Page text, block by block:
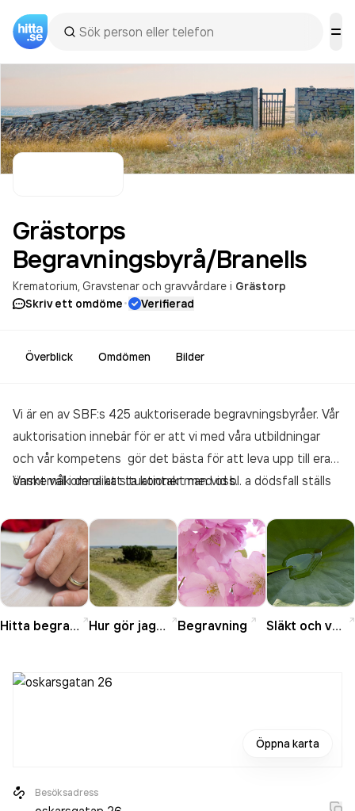
Grästorps
Begravningsbyrå/Branells
Krematorium Gravstenar och gravvårdare i Grästorp
Skriv ett omdöme· Verifierad
Överblick Omdömen Bilder
Vi är en av SBF:s 425 auktoriserade begravningsbyråer. Vår
auktorisation innebär för er att vi med våra utbildningar
och vår kompetens gör det bästa för att leva upp till era
önskemål i de olika situationer man vid bl. a dödsfall ställs
Varmt välkomna att ta kontakt med oss.
Hitta begravningsbyrå Hur gör jag nu? Begravning Släkt och vänner vid dödsfall
Öppna karta
Besöksadress